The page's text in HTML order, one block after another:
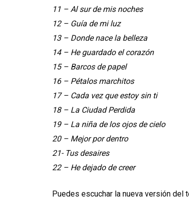
11 – Al sur de mis noches
12 – Guía de mi luz
13 – Donde nace la belleza
14 – He guardado el corazón
15 – Barcos de papel
16 – Pétalos marchitos
17 – Cada vez que estoy sin ti
18 – La Ciudad Perdida
19 – La niña de los ojos de cielo
20 – Mejor por dentro
21- Tus desaires
22 – He dejado de creer
Puedes escuchar la nueva versión del